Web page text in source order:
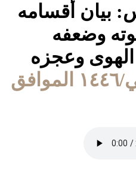
بيان أقسامه
وضعفه
وعجزه
١٧/ربيع الثاني/١٤٤٦ الموافق